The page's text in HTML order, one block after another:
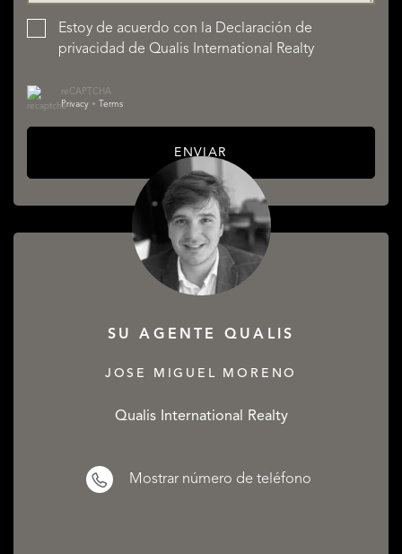
Estoy de acuerdo con la Declaración de
privacidad de Qualis International Realty
reCAPTCHA
Privacy • Terms
ENVIAR
SU AGENTE QUALIS
JOSE MIGUEL MORENO
Qualis International Realty
Mostrar número de teléfono